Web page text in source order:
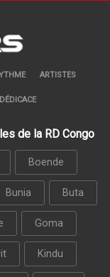
ARTISTES
de la RD Congo
Boende
Bunia Buta
Goma
Kindu